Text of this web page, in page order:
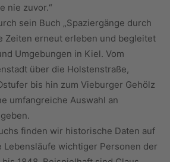
nie zuvor.“
sein Buch „Spaziergänge durch
Zeiten erneut erleben und begleitet
Umgebungen in Kiel. Vom
über die Holstenstraße,
bis hin zum Vieburger Gehölz
umfangreiche Auswahl an
finden wir historische Daten auf
Lebensläufe wichtiger Personen der